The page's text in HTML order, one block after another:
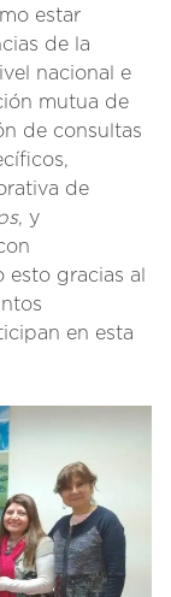
estar
de la
nacional e
mutua de
de consultas
de
, y
esto gracias al
en esta